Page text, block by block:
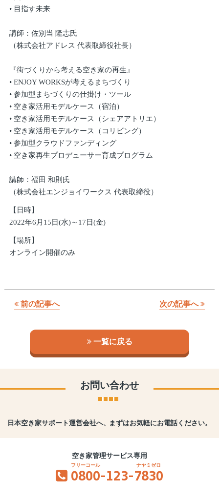
• 目指す未来
講師：佐別当 隆志氏
（株式会社アドレス 代表取締役社長）
『街づくりから考える空き家の再生』
• ENJOY WORKSが考えるまちづくり
• 参加型まちづくりの仕掛け・ツール
• 空き家活用モデルケース（宿泊）
• 空き家活用モデルケース（シェアアトリエ）
• 空き家活用モデルケース（コリビング）
• 参加型クラウドファンディング
• 空き家再生プロデューサー育成プログラム
講師：福田 和則氏
（株式会社エンジョイワークス 代表取締役）
【日時】
2022年6月15日(水)～17日(金)
【場所】
オンライン開催のみ
前の記事へ 次の記事へ
一覧に戻る
お問い合わせ
日本空き家サポート運営会社へ、 まずはお気軽にお電話ください。
空き家管理サービス専用
0800-123-7830